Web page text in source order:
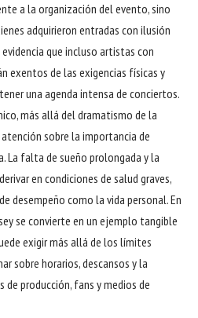
a la organización del evento, sino
adquirieron entradas con ilusión
que incluso artistas con
exentos de las exigencias físicas y
una agenda intensa de conciertos.
más allá del dramatismo de la
sobre la importancia de
La falta de sueño prolongada y la
en condiciones de salud graves,
desempeño como la vida personal. En
se convierte en un ejemplo tangible
exigir más allá de los límites
sobre horarios, descansos y la
producción, fans y medios de